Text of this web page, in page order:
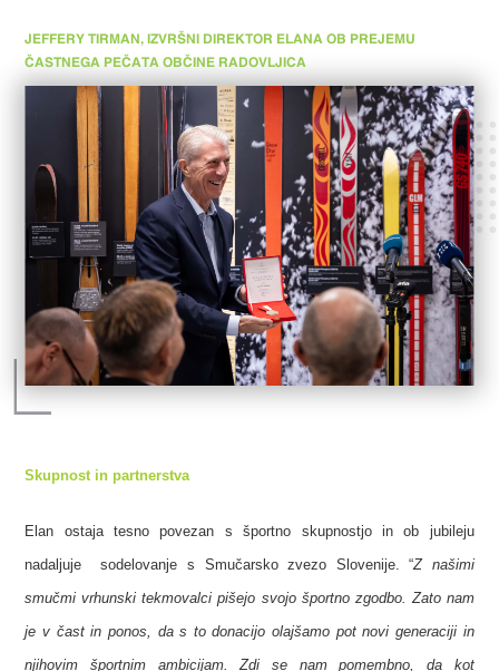
JEFFERY TIRMAN, IZVRŠNI DIREKTOR ELANA OB PREJEMU
ČASTNEGA PEČATA OBČINE RADOVLJICA
Skupnost in partnerstva
Elan ostaja tesno povezan s športno skupnostjo in ob jubileju
nadaljuje sodelovanje s Smučarsko zvezo Slovenije. “Z našimi
smučmi vrhunski tekmovalci pišejo svojo športno zgodbo. Zato nam
je v čast in ponos, da s to donacijo olajšamo pot novi generaciji in
njihovim športnim ambicijam. Zdi se nam pomembno, da kot